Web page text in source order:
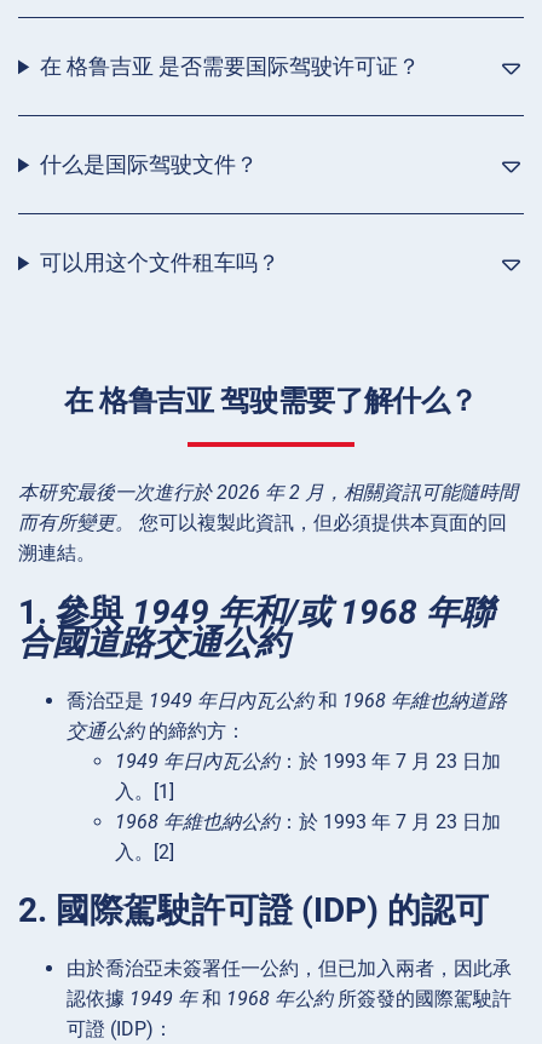
在 格鲁吉亚 是否需要国际驾驶许可证？
什么是国际驾驶文件？
可以用这个文件租车吗？
在 格鲁吉亚 驾驶需要了解什么？
本研究最後一次進行於 2026 年 2 月，相關資訊可能隨時間
而有所變更。
您可以複製此資訊，但必須提供本頁面的回
溯連結。
1. 參與 1949 年和/或 1968 年聯
合國道路交通公約
喬治亞是 1949 年日內瓦公約和 1968 年維也納道路
交通公約的締約方：
1949 年日內瓦公約：於 1993 年 7 月 23 日加
入。[1]
1968 年維也納公約：於 1993 年 7 月 23 日加
入。[2]
2. 國際駕駛許可證 (IDP) 的認可
由於喬治亞未簽署任一公約，但已加入兩者，因此承
認依據 1949 年和 1968 年公約所簽發的國際駕駛許
可證 (IDP)：